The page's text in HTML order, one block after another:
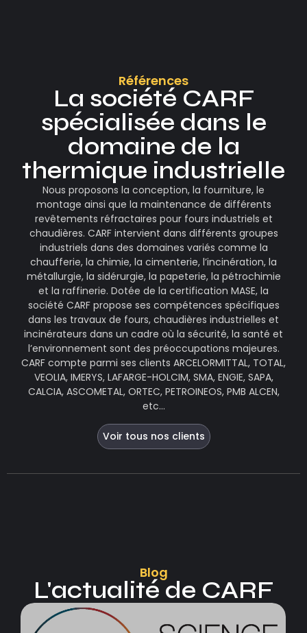
Références
La société CARF
spécialisée dans le
domaine de la
thermique industrielle
Nous proposons la conception, la fourniture, le
montage ainsi que la maintenance de différents
revêtements réfractaires pour fours industriels et
chaudières. CARF intervient dans différents groupes
industriels dans des domaines variés comme la
chaufferie, la chimie, la cimenterie, l’incinération, la
métallurgie, la sidérurgie, la papeterie, la pétrochimie
et la raffinerie. Dotée de la certification MASE, la
société CARF propose ses compétences spécifiques
dans les travaux de fours, chaudières industrielles et
incinérateurs dans un cadre où la sécurité, la santé et
l’environnement sont des préoccupations majeures.
CARF compte parmi ses clients ARCELORMITTAL, TOTAL,
VEOLIA, IMERYS, LAFARGE-HOLCIM, SMA, ENGIE, SAPA,
CALCIA, ASCOMETAL, ORTEC, PETROINEOS, PMB ALCEN,
etc…
Voir tous nos clients
Blog
L'actualité de CARF